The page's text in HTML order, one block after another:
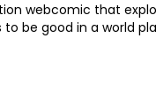
webcomic that
be good in a world